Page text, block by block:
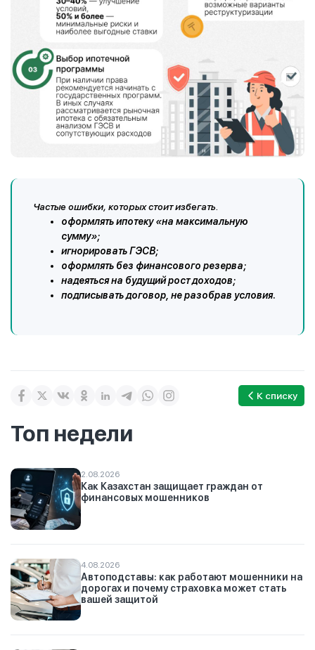
Частые ошибки, которых стоит избегать.
оформлять ипотеку «на максимальную
сумму»;
игнорировать ГЭСВ;
оформлять без финансового резерва;
надеяться на будущий рост доходов;
подписывать договор, не разобрав условия.
К списку
Топ недели
2.08.2026
Как Казахстан защищает граждан от
финансовых мошенников
4.08.2026
Автоподставы: как работают мошенники на
дорогах и почему страховка может стать
вашей защитой